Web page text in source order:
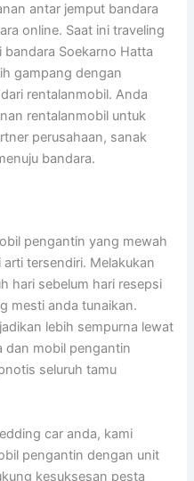
antar jemput bandara
online. Saat ini traveling
Soekarno Hatta
gampang dengan
rentalanmobil. Anda
rentalanmobil untuk
perusahaan, sanak
bandara.
pengantin yang mewah
tersendiri. Melakukan
hari sebelum hari resepsi
mesti anda tunaikan.
lebih sempurna lewat
dan mobil pengantin
seluruh tamu
car anda, kami
pengantin dengan unit
kesuksesan pesta